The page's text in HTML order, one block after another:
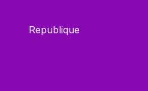
Republique